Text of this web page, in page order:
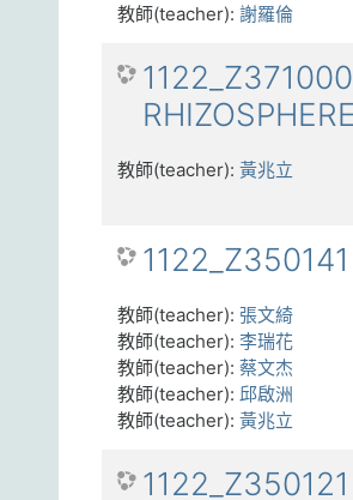
教師(teacher): 謝羅倫
教師(teacher): 黃兆立
教師(teacher): 張文綺
教師(teacher): 李瑞花
教師(teacher): 蔡文杰
教師(teacher): 邱啟洲
教師(teacher): 黃兆立